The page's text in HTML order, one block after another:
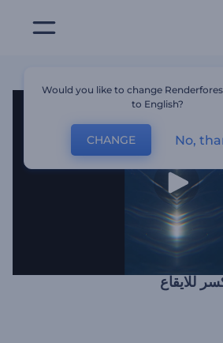
للايقاع
Would you like to change
to English?
CHANGE No,